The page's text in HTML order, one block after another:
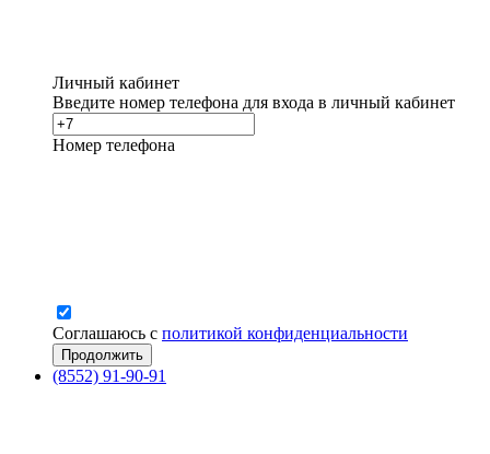
Личный кабинет
Введите номер телефона для входа в личный кабинет
Номер телефона
Соглашаюсь с политикой конфиденциальности
(8552) 91-90-91